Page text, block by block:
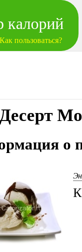
калорий
Как пользоваться?
о